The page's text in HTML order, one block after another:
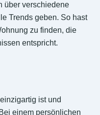
über verschiedene
Trends geben. So hast
zu finden, die
entspricht.
ist und
einem persönlichen